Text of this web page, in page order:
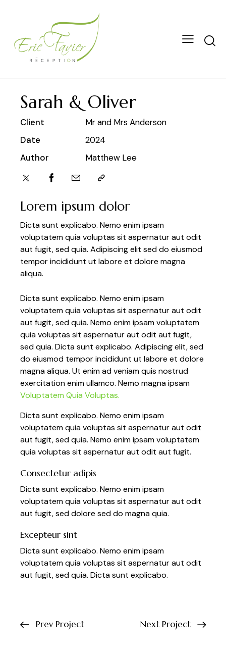
Sarah & Oliver
Client
Mr and Mrs Anderson
Date
2024
Author
Matthew Lee
Lorem ipsum dolor
Dicta sunt explicabo. Nemo enim ipsam
voluptatem quia voluptas sit aspernatur aut odit
aut fugit, sed quia. Adipiscing elit sed do eiusmod
tempor incididunt ut labore et dolore magna
aliqua.
Dicta sunt explicabo. Nemo enim ipsam
voluptatem quia voluptas sit aspernatur aut odit
aut fugit, sed quia. Nemo enim ipsam voluptatem
quia voluptas sit aspernatur aut odit aut fugit,
sed quia. Dicta sunt explicabo. Adipiscing elit, sed
do eiusmod tempor incididunt ut labore et dolore
magna aliqua. Ut enim ad veniam quis nostrud
exercitation enim ullamco. Nemo magna ipsam
Voluptatem Quia Voluptas.
Dicta sunt explicabo. Nemo enim ipsam
voluptatem quia voluptas sit aspernatur aut odit
aut fugit, sed quia. Nemo enim ipsam voluptatem
quia voluptas sit aspernatur aut odit aut fugit.
Consectetur adipis
Dicta sunt explicabo. Nemo enim ipsam
voluptatem quia voluptas sit aspernatur aut odit
aut fugit, sed dolore sed do magna quia.
Excepteur sint
Dicta sunt explicabo. Nemo enim ipsam
voluptatem quia voluptas sit aspernatur aut odit
aut fugit, sed quia. Dicta sunt explicabo.
Prev Project Next Project